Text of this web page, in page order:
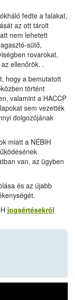
fedte a falakat,
az ott tárolt
nem lehetett
sütő,
rovarokat,
ellenőrök. .
hogy a bemutatott
történt
valamint a HACCP
sem vezették
dolgozójának
miatt a NÉBIH
van, az ügyben
és az újabb
jogsértésekről